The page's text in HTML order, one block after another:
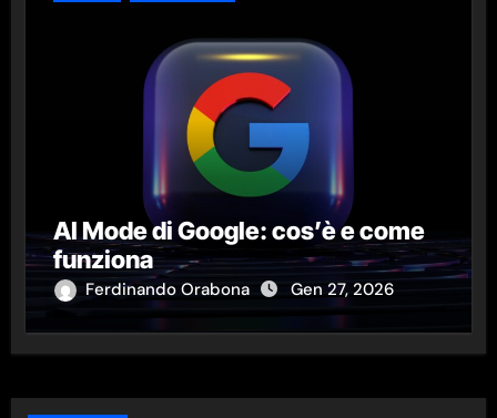
AI Mode di Google: cos’è e come
funziona
Ferdinando Orabona Gen 27, 2026